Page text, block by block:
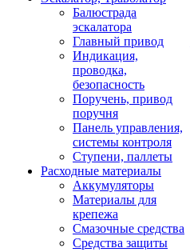
Балюстрада
эскалатора
Главный привод
Индикация,
проводка,
безопасность
Поручень, привод
поручня
Панель управления,
системы контроля
Ступени, паллеты
Расходные материалы
Аккумуляторы
Материалы для
крепежа
Смазочные средства
Средства защиты